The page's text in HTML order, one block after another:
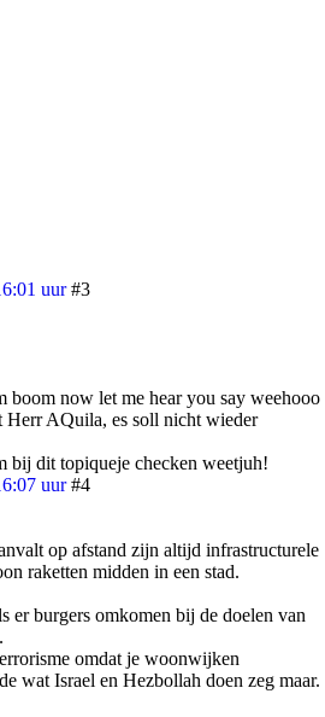
uur #3
boom now let me hear you say weehooo
Herr AQuila, es soll nicht wieder
bij dit topiqueje checken weetjuh!
uur #4
op afstand zijn altijd infrastructurele
raketten midden in een stad.
er burgers omkomen bij de doelen van
omdat je woonwijken
wat Israel en Hezbollah doen zeg maar.